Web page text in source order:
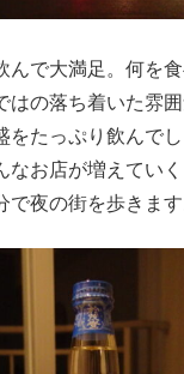
んで大満足。何を
はの落ち着いた雰
をたっぷり飲んで
なお店が増えてい
夜の街を歩きます